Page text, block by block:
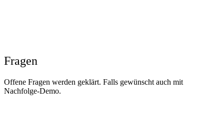
Fragen
Offene Fragen werden geklärt. Falls gewünscht auch mit
Nachfolge-Demo.